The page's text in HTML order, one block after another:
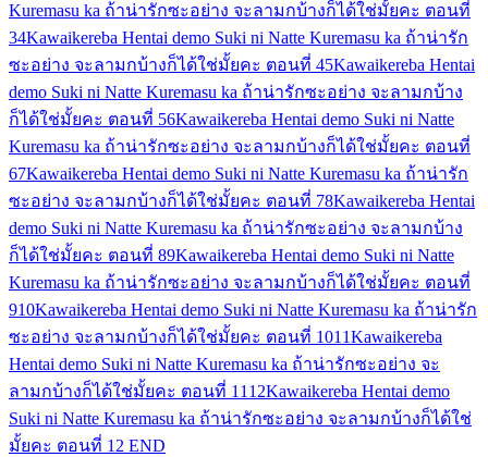
Kuremasu ka ถ้าน่ารักซะอย่าง จะลามกบ้างก็ได้ใช่มั้ยคะ ตอนที่
34Kawaikereba Hentai demo Suki ni Natte Kuremasu ka ถ้าน่ารัก
ซะอย่าง จะลามกบ้างก็ได้ใช่มั้ยคะ ตอนที่ 45Kawaikereba Hentai
demo Suki ni Natte Kuremasu ka ถ้าน่ารักซะอย่าง จะลามกบ้าง
ก็ได้ใช่มั้ยคะ ตอนที่ 56Kawaikereba Hentai demo Suki ni Natte
Kuremasu ka ถ้าน่ารักซะอย่าง จะลามกบ้างก็ได้ใช่มั้ยคะ ตอนที่
67Kawaikereba Hentai demo Suki ni Natte Kuremasu ka ถ้าน่ารัก
ซะอย่าง จะลามกบ้างก็ได้ใช่มั้ยคะ ตอนที่ 78Kawaikereba Hentai
demo Suki ni Natte Kuremasu ka ถ้าน่ารักซะอย่าง จะลามกบ้าง
ก็ได้ใช่มั้ยคะ ตอนที่ 89Kawaikereba Hentai demo Suki ni Natte
Kuremasu ka ถ้าน่ารักซะอย่าง จะลามกบ้างก็ได้ใช่มั้ยคะ ตอนที่
910Kawaikereba Hentai demo Suki ni Natte Kuremasu ka ถ้าน่ารัก
ซะอย่าง จะลามกบ้างก็ได้ใช่มั้ยคะ ตอนที่ 1011Kawaikereba
Hentai demo Suki ni Natte Kuremasu ka ถ้าน่ารักซะอย่าง จะ
ลามกบ้างก็ได้ใช่มั้ยคะ ตอนที่ 11 12Kawaikereba Hentai demo
Suki ni Natte Kuremasu ka ถ้าน่ารักซะอย่าง จะลามกบ้างก็ได้ใช่
มั้ยคะ ตอนที่ 12 END